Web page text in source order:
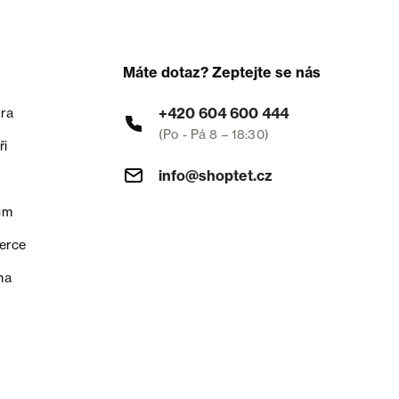
Máte dotaz? Zeptejte se nás
+420 604 600 444
(Po - Pá 8 – 18:30)
info@shoptet.cz